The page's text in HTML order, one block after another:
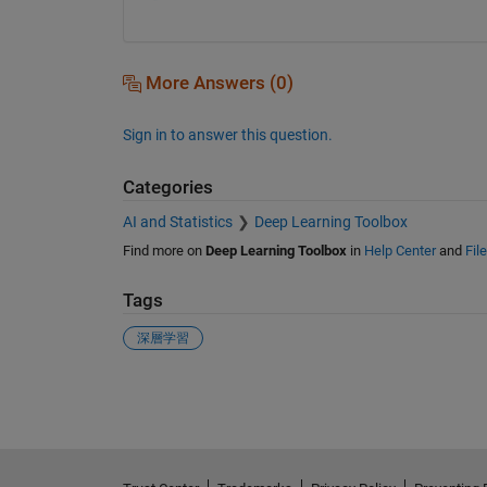
More Answers (0)
Sign in to answer this question.
Categories
AI and Statistics Deep Learning Toolbox
Find more on Deep Learning Toolboxin Help Centerand
Tags
深層学習